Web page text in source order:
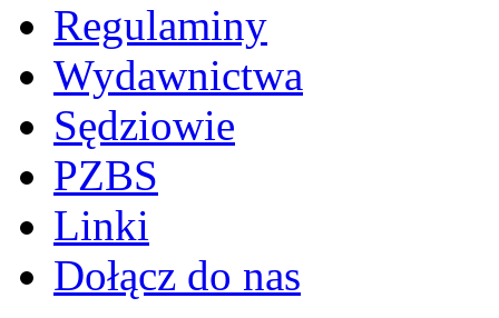
Regulaminy
Wydawnictwa
Sędziowie
PZBS
Linki
Dołącz do nas